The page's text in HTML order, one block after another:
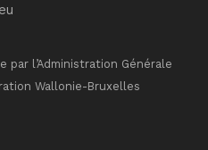
par l’Administration Générale
Wallonie-Bruxelles